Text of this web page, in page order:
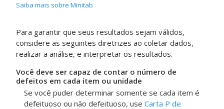
Saiba mais sobre Minitab
Para garantir que seus resultados sejam válidos,
considere as seguintes diretrizes ao coletar dados,
realizar a análise, e interpretar os resultados.
Você deve ser capaz de contar o número de
defeitos em cada item ou unidade
Se você puder determinar somente se cada item é
defeituoso ou não defeituoso, use Carta P de